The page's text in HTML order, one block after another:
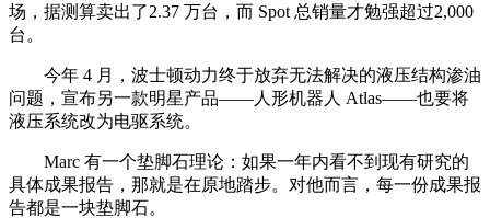
场，据测算卖出了2.37 万台，而 Spot 总销量才勉强超过2,000
台。
今年 4 月，波士顿动力终于放弃无法解决的液压结构渗油
问题，宣布另一款明星产品——人形机器人 Atlas——也要将
液压系统改为电驱系统。
Marc 有一个垫脚石理论：如果一年内看不到现有研究的
具体成果报告，那就是在原地踏步。对他而言，每一份成果报
告都是一块垫脚石。